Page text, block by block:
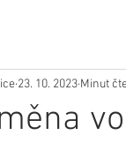
23. 10. 2023 Minut